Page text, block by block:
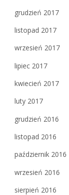
grudzień 2017
listopad 2017
wrzesień 2017
lipiec 2017
kwiecień 2017
luty 2017
grudzień 2016
listopad 2016
październik 2016
wrzesień 2016
sierpień 2016